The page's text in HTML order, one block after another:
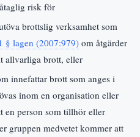
risk för
brottslig verksamhet som
1 § lagen (2007:979) om åtgärder
allvarliga brott, eller
innefattar brott som anges i
inom en organisation eller
en person som tillhör eller
gruppen medvetet kommer att